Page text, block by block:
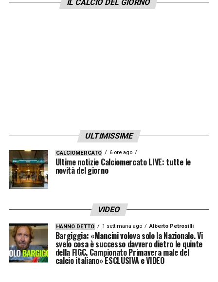
IL CALCIO DEL GIORNO
ULTIMISSIME
CALCIOMERCATO 6 ore ago
Ultime notizie Calciomercato LIVE: tutte le
novità del giorno
VIDEO
HANNO DETTO 1 settimana ago Alberto Petrosilli
Bargiggia: «Mancini voleva solo la Nazionale. Vi
svelo cosa è successo davvero dietro le quinte
della FIGC. Campionato Primavera male del
calcio italiano» ESCLUSIVA e VIDEO